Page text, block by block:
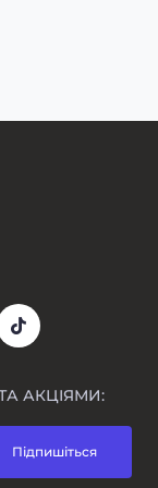
АКЦІЯМИ:
Підпишіться